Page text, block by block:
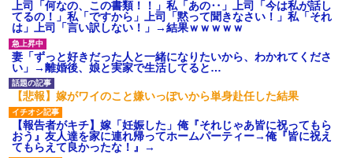
上司「何なの、この書類！！」私「あの‥」上司「今は私が話し
てるの！」私「ですから」上司「黙って聞きなさい！」私「それ
は」上司「言い訳しない！」→結果ｗｗｗｗｗ
妻「ずっと好きだった人と一緒になりたいから、わかれてくださ
い」→離婚後、娘と実家で生活してると…
【悲報】嫁がワイのこと嫌いっぽいから単身赴任した結果
【報告者がキチ】嫁「妊娠した」俺『それじゃあ皆に祝ってもら
おう』友人達を家に連れ帰ってホームパーティー→俺『皆に祝え
てもらえて良かったな！』→